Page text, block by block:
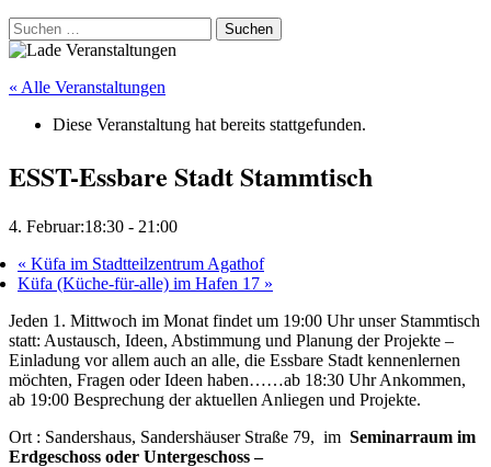
Suchen
nach:
« Alle Veranstaltungen
Diese Veranstaltung hat bereits stattgefunden.
ESST-Essbare Stadt Stammtisch
4. Februar:18:30 - 21:00
« Küfa im Stadtteilzentrum Agathof
Küfa (Küche-für-alle) im Hafen 17 »
Jeden 1. Mittwoch im Monat findet um 19:00 Uhr unser Stammtisch
statt: Austausch, Ideen, Abstimmung und Planung der Projekte –
Einladung vor allem auch an alle, die Essbare Stadt kennenlernen
möchten, Fragen oder Ideen haben……ab 18:30 Uhr Ankommen,
ab 19:00 Besprechung der aktuellen Anliegen und Projekte.
Ort : Sandershaus, Sandershäuser Straße 79, im Seminarraum im
Erdgeschoss oder Untergeschoss –